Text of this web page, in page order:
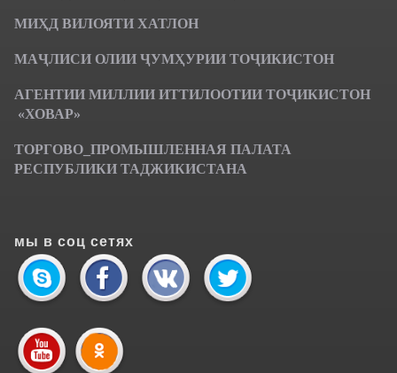
МИҲД ВИЛОЯТИ ХАТЛОН
МАҶЛИСИ ОЛИИ ҶУМҲУРИИ ТОҶИКИСТОН
АГЕНТИИ МИЛЛИИ ИТТИЛООТИИ ТОҶИКИСТОН
«ХОВАР»
ТОРГОВО_ПРОМЫШЛЕННАЯ ПАЛАТА
РЕСПУБЛИКИ ТАДЖИКИСТАНА
мы в соц сетях